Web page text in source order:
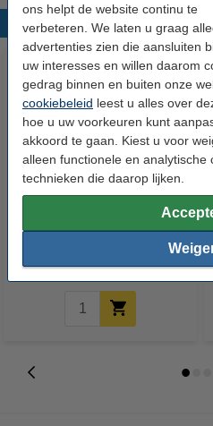
ons helpt de website continu te
verbeteren. We laten u graag
advertenties zien die aansluiten
uw interesses en willen daarom
gedrag binnen en buiten onze
cookiebeleid leest u alles over
hoe u uw voorkeuren kunt
akkoord te gaan. Kiest u voor
alleen functionele en analytische
technieken die daarop lijken.
Populaire
Aanbieding: 6 x 123inkt krijtstift